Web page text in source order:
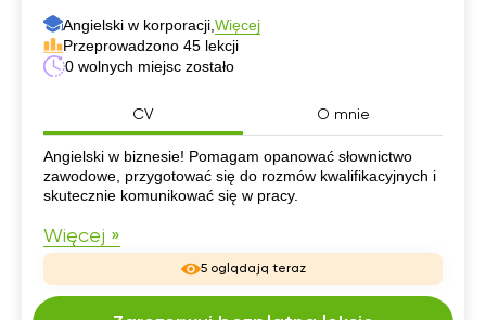
Angielski w korporacji, Więcej
Przeprowadzono 45 lekcji
0 wolnych miejsc zostało
CV O mnie
CV
Angielski w biznesie! Pomagam opanować słownictwo
zawodowe, przygotować się do rozmów kwalifikacyjnych i
skutecznie komunikować się w pracy.
Więcej »
5 oglądają teraz